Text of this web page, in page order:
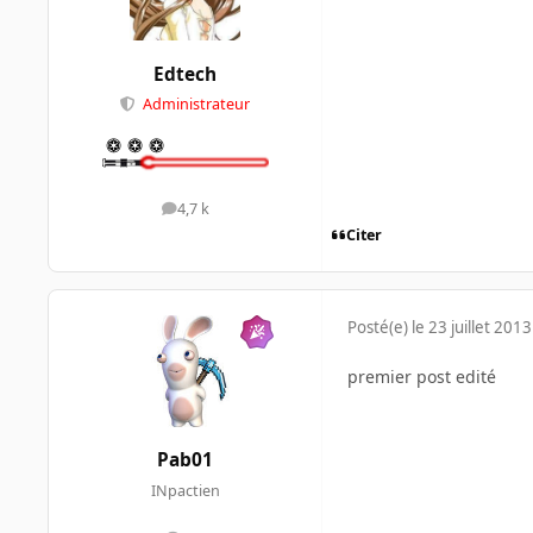
Edtech
Administrateur
4,7 k
messages
Citer
Pab01
INpactien
Posté(e) le 23 juillet 2013
premier post edité